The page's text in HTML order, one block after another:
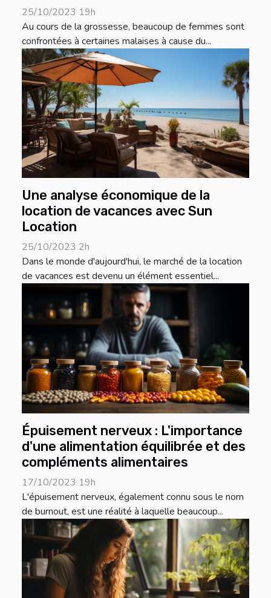
25/10/2023 19h
Au cours de la grossesse, beaucoup de femmes sont
confrontées à certaines malaises à cause du...
Une analyse économique de la
location de vacances avec Sun
Location
25/10/2023 2h
Dans le monde d'aujourd'hui, le marché de la location
de vacances est devenu un élément essentiel...
Épuisement nerveux : L'importance
d'une alimentation équilibrée et des
compléments alimentaires
17/10/2023 19h
L'épuisement nerveux, également connu sous le nom
de burnout, est une réalité à laquelle beaucoup...